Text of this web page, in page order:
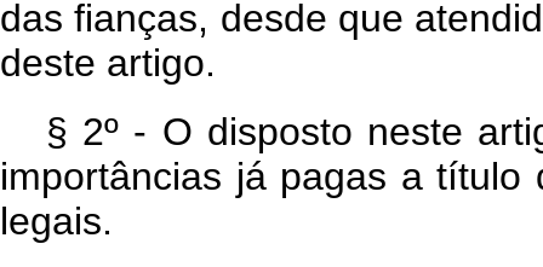
das fianças, desde que
deste artigo.
§ 2º - O disposto neste
importâncias já pagas a título
legais.